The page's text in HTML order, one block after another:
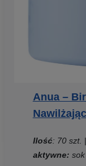
Anua –
Ilość: 70 szt. |
aktywne: